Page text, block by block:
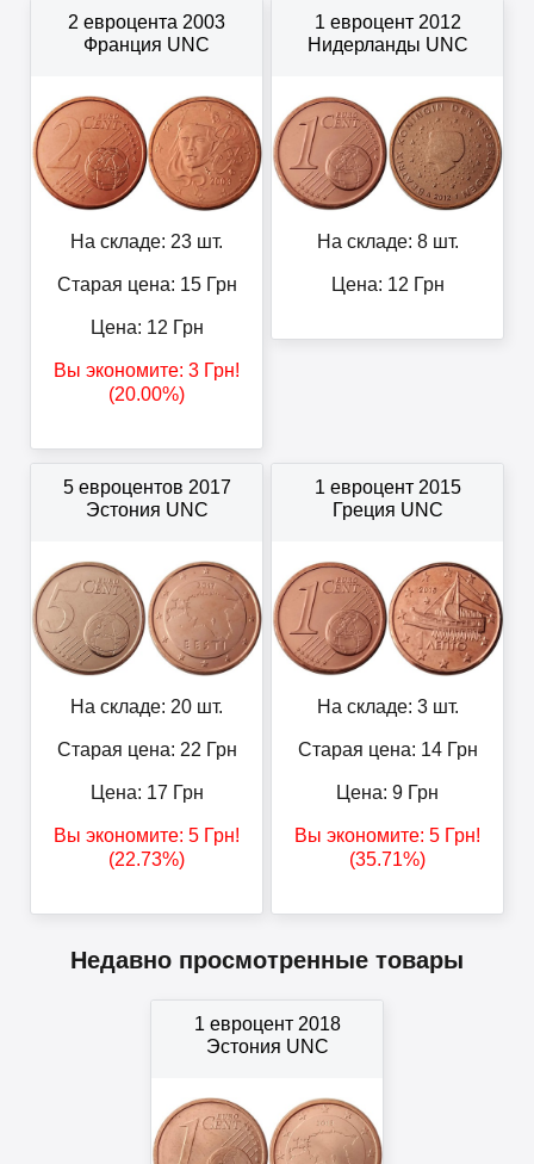
2 евроцента 2003
Франция UNC
На складе: 23 шт.
Старая цена: 15Грн
Цена: 12 Грн
Вы экономите: 3 Грн!
(20.00%)
1 евроцент 2012
Нидерланды UNC
На складе: 8 шт.
Цена: 12 Грн
5 евроцентов 2017
Эстония UNC
На складе: 20 шт.
Старая цена: 22 Грн
Цена: 17 Грн
Вы экономите: 5 Грн!
(22.73%)
1 евроцент 2015
Греция UNC
На складе: 3 шт.
Старая цена: 14Грн
Цена: 9 Грн
Вы экономите: 5 Грн!
(35.71%)
Недавно просмотренные товары
1 евроцент 2018
Эстония UNC